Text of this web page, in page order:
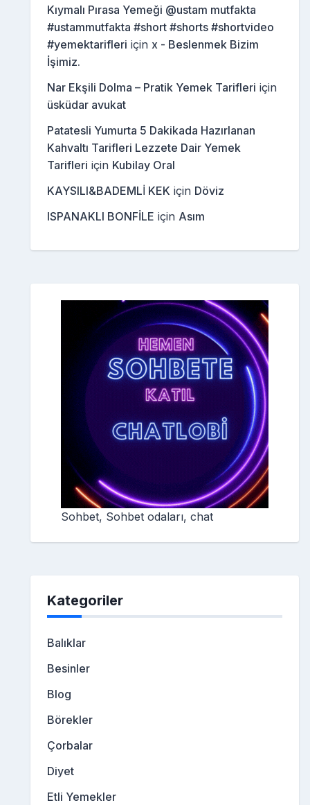
Kıymalı Pırasa Yemeği @ustam mutfakta
#ustammutfakta #short #shorts #shortvideo
#yemektarifleri için x - Beslenmek Bizim
İşimiz.
Nar Ekşili Dolma – Pratik Yemek Tarifleri için
üsküdar avukat
Patatesli Yumurta 5 Dakikada Hazırlanan
Kahvaltı Tarifleri Lezzete Dair Yemek
Tarifleri için Kubilay Oral
KAYSILI&BADEMLİ KEK için Döviz
ISPANAKLI BONFİLE için Asım
Sohbet, Sohbet odaları, chat
Kategoriler
Balıklar
Besinler
Blog
Börekler
Çorbalar
Diyet
Etli Yemekler